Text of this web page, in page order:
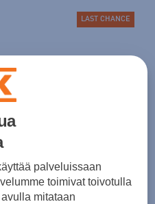
LAST CHANCE
palveluissaan
toimivat toivotulla
mitataan